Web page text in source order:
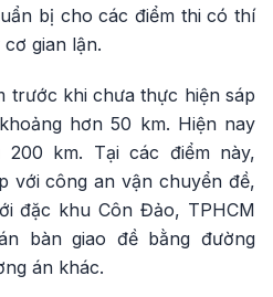
bị cho các điểm thi có thí
gian lận.
trước khi chưa thực hiện sáp
hơn 50 km. Hiện nay
km. Tại các điểm này,
với công an vận chuyển đề,
đặc khu Côn Đảo, TPHCM
bàn giao đề bằng đường
án khác.